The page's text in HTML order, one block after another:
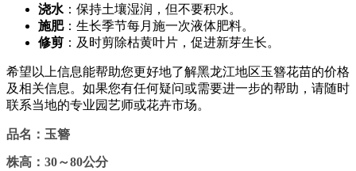
浇水 ：保持土壤湿润，但不要积水。
施肥：生长季节每月施一次液体肥料。
修剪 ：及时剪除枯黄叶片，促进新芽生长。
希望以上信息能帮助您更好地了解黑龙江地区玉簪花苗的价格
及相关信息。如果您有任何疑问或需要进一步的帮助，请随时
联系当地的专业园艺师或花卉市场。
品名：玉簪
株高：30～80公分